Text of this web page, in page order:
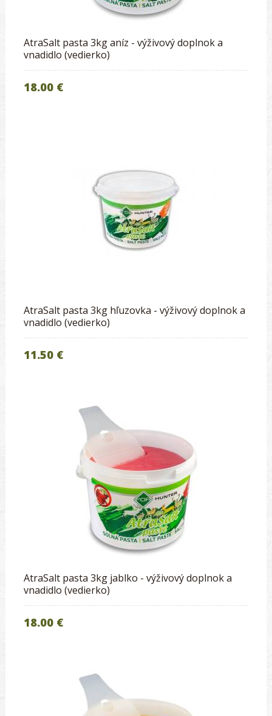
AtraSalt pasta 3kg aníz - výživový doplnok a
vnadidlo (vedierko)
18.00 €
AtraSalt pasta 3kg hľuzovka - výživový doplnok a
vnadidlo (vedierko)
11.50 €
AtraSalt pasta 3kg jablko - výživový doplnok a
vnadidlo (vedierko)
18.00 €